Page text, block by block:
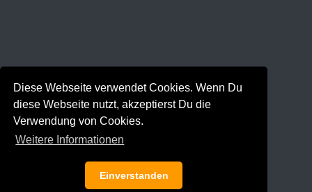
Diese Webseite verwendet Cookies. Wenn Du
diese Webseite nutzt, akzeptierst Du die
Verwendung von Cookies.
Weitere Informationen
Einverstanden